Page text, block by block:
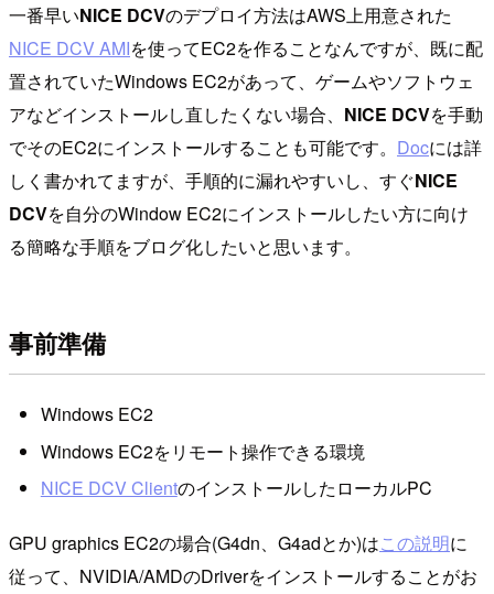
一番早いNICE DCVのデプロイ方法はAWS上用意された
NICE DCV AMIを使ってEC2を作ることなんですが、既に配
置されていたWindows EC2があって、ゲームやソフトウェ
アなどインストールし直したくない場合、 NICE DCVを手動
でそのEC2にインストールすることも可能です。 Docには詳
しく書かれてますが、手順的に漏れやすいし、すぐNICE
DCVを自分のWindow EC2にインストールしたい方に向け
る簡略な手順をブログ化したいと思います。
事前準備
Windows EC2
Windows EC2をリモート操作できる環境
NICE DCV ClientのインストールしたローカルPC
GPU graphics EC2の場合(G4dn、G4adとか)はこの説明に
従って、NVIDIA/AMDのDriverをインストールすることがお